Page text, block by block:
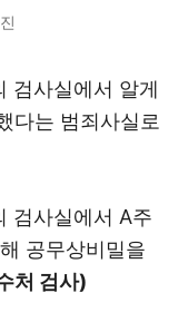
검사실에서 알게
다는 범죄사실로
검사실에서 A주
공무상비밀을
처 검사)